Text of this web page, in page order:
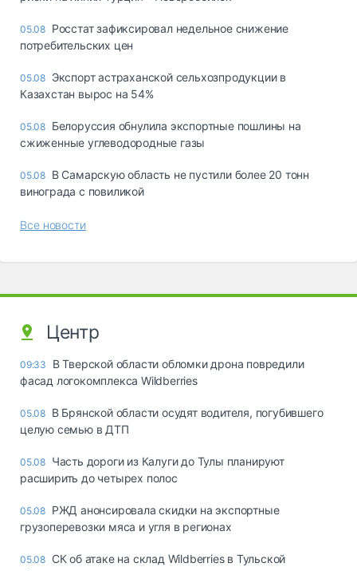
05.08 Росстат зафиксировал недельное снижение
потребительских цен
05.08 Экспорт астраханской сельхозпродукции в
Казахстан вырос на 54%
05.08 Белоруссия обнулила экспортные пошлины на
сжиженные углеводородные газы
05.08 В Самарскую область не пустили более 20 тонн
винограда с повиликой
Все новости
Центр
09:33
В Тверской области обломки дрона повредили
фасад логокомплекса Wildberries
05.08 В Брянской области осудят водителя, погубившего
целую семью в ДТП
05.08 Часть дороги из Калуги до Тулы планируют
расширить до четырех полос
05.08 РЖД анонсировала скидки на экспортные
грузоперевозки мяса и угля в регионах
05.08 СК об атаке на склад Wildberries в Тульской